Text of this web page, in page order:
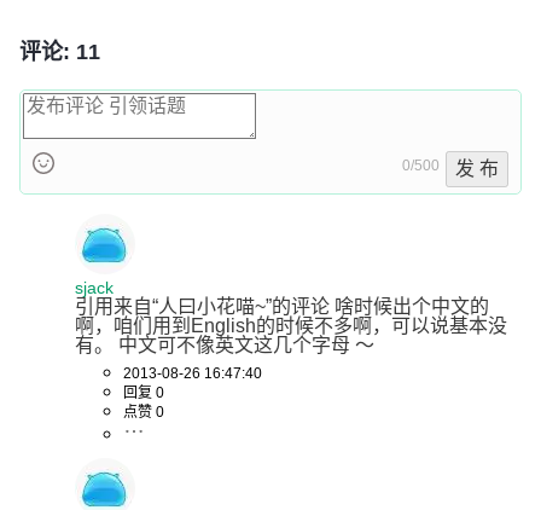
评论: 11
0/500 发 布
sjack
引用来自“人曰小花喵~”的评论 啥时候出个中文的
啊，咱们用到English的时候不多啊，可以说基本没
有。 中文可不像英文这几个字母 ～
2013-08-26 16:47:40
回复 0
点赞 0